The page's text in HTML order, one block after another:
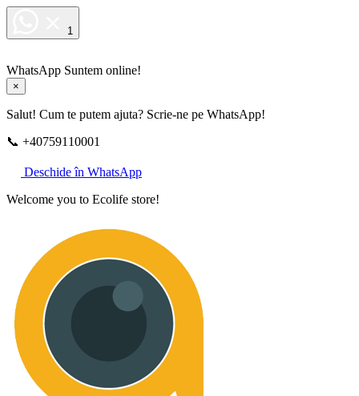
1
WhatsApp Suntem online!
×
Salut! Cum te putem ajuta? Scrie-ne pe WhatsApp!
📞 +40759110001
Deschide în WhatsApp
Welcome you to Ecolife store!